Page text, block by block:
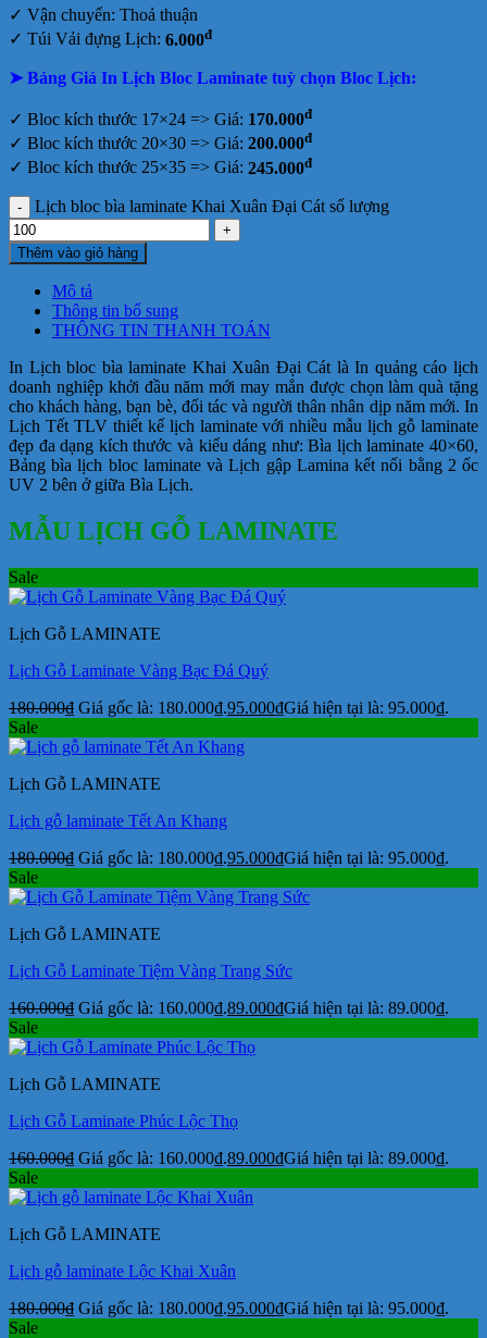
✓ Vận chuyển: Thoả thuận
✓ Túi Vải đựng Lịch: 6.000đ
➤ Bảng Giá In Lịch Bloc Laminate tuỳ chọn Bloc Lịch:
✓ Bloc kích thước 17×24 => Giá: 170.000đ
✓ Bloc kích thước 20×30 => Giá: 200.000đ
✓ Bloc kích thước 25×35 => Giá: 245.000đ
Lịch bloc bìa laminate Khai Xuân Đại Cát số lượng
Thêm vào giỏ hàng
Mô tả
Thông tin bổ sung
THÔNG TIN THANH TOÁN
In Lịch bloc bìa laminate Khai Xuân Đại Cát là In quảng cáo lịch
doanh nghiệp khởi đầu năm mới may mắn được chọn làm quà tặng
cho khách hàng, bạn bè, đối tác và người thân nhân dịp năm mới. In
Lịch Tết TLV thiết kế lịch laminate với nhiều mẫu lịch gỗ laminate
đẹp đa dạng kích thước và kiểu dáng như: Bìa lịch laminate 40×60,
Bảng bìa lịch bloc laminate và Lịch gập Lamina kết nối bằng 2 ốc
UV 2 bên ở giữa Bìa Lịch.
MẪU LỊCH GỖ LAMINATE
Sale
Lịch Gỗ LAMINATE
Lịch Gỗ Laminate Vàng Bạc Đá Quý
180.000₫ Giá gốc là: 180.000₫.95.000₫Giá hiện tại là: 95.000₫.
Sale
Lịch Gỗ LAMINATE
Lịch gỗ laminate Tết An Khang
180.000₫ Giá gốc là: 180.000₫.95.000₫Giá hiện tại là: 95.000₫.
Sale
Lịch Gỗ LAMINATE
Lịch Gỗ Laminate Tiệm Vàng Trang Sức
160.000₫ Giá gốc là: 160.000₫.89.000₫Giá hiện tại là: 89.000₫.
Sale
Lịch Gỗ LAMINATE
Lịch Gỗ Laminate Phúc Lộc Thọ
160.000₫ Giá gốc là: 160.000₫.89.000₫Giá hiện tại là: 89.000₫.
Sale
Lịch Gỗ LAMINATE
Lịch gỗ laminate Lộc Khai Xuân
180.000₫ Giá gốc là: 180.000₫.95.000₫Giá hiện tại là: 95.000₫.
Sale